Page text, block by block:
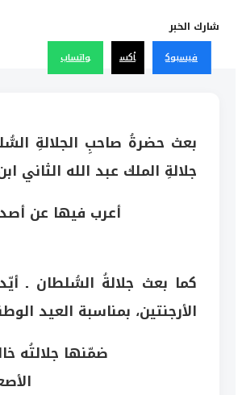
شارك الخبر
فيسبوك أكس واتساب
بعث حضرةُ صاحبِ الجلالةِ
جلالةِ الملك عبد الله الثاني
أعرب فيها عن
كما بعث جلالةُ السُّلطان ـ
الأرجنتين، بمناسبة العيد
ضمّنها جلالتُه